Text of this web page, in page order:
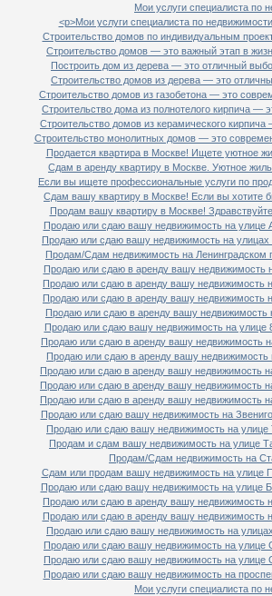
Мои услуги специалиста по
<p>Мои услуги специалиста по
Строительство домов по индивидуальным
Строительство домов — это важный этап в
Построить дом из дерева — это отличный
Строительство домов из дерева — это
Строительство домов из газобетона — это
Строительство дома из полнотелого кирпича —
Строительство домов из керамического
Строительство монолитных домов — это
Продается квартира в Москве! Ищете уютное
Сдам в аренду квартиру в Москве. Уютное
Если вы ищете профессиональные услуги по
Сдам вашу квартиру в Москве! Если вы хотите
Продам вашу квартиру в Москве!
Продаю или сдаю вашу недвижимость на улице
Продаю или сдаю вашу недвижимость на
Продам/Сдам недвижимость на Ленинградском
Продаю или сдаю в аренду вашу недвижимость
Продаю или сдаю в аренду вашу недвижимость
Продаю или сдаю в аренду вашу недвижимость
Продаю или сдаю в аренду вашу недвижимость
Продаю или сдаю вашу недвижимость на улице
Продаю или сдаю в аренду вашу недвижимость
Продаю или сдаю в аренду вашу недвижимость
Продаю или сдаю в аренду вашу недвижимость
Продаю или сдаю в аренду вашу недвижимость
Продаю или сдаю в аренду вашу недвижимость
Продаю или сдаю вашу недвижимость на
Продаю или сдаю вашу недвижимость на улице
Продам и сдам вашу недвижимость на улице
Продам/Сдам недвижимость на
Сдам или продам вашу недвижимость на улице
Продаю или сдаю вашу недвижимость на улице
Продаю или сдаю в аренду вашу недвижимость
Продаю или сдаю в аренду вашу недвижимость
Продаю или сдаю вашу недвижимость на
Продаю или сдаю вашу недвижимость на улице
Продаю или сдаю вашу недвижимость на улице
Продаю или сдаю вашу недвижимость на
Мои услуги специалиста по